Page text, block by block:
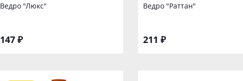
Ведро "Люкс"
147 ₽
Ведро "Раттан"
211 ₽